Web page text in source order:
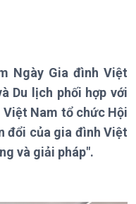
sự
sự 6h
Ngày Gia đình Việt
Du lịch phối hợp với
Việt Nam tổ chức Hội
đổi của gia đình Việt
và giải pháp".